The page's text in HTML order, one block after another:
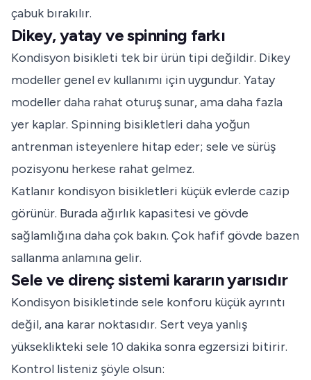
çabuk bırakılır.
Dikey, yatay ve spinning farkı
Kondisyon bisikleti tek bir ürün tipi değildir. Dikey
modeller genel ev kullanımı için uygundur. Yatay
modeller daha rahat oturuş sunar, ama daha fazla
yer kaplar. Spinning bisikletleri daha yoğun
antrenman isteyenlere hitap eder; sele ve sürüş
pozisyonu herkese rahat gelmez.
Katlanır kondisyon bisikletleri küçük evlerde cazip
görünür. Burada ağırlık kapasitesi ve gövde
sağlamlığına daha çok bakın. Çok hafif gövde bazen
sallanma anlamına gelir.
Sele ve direnç sistemi kararın yarısıdır
Kondisyon bisikletinde sele konforu küçük ayrıntı
değil, ana karar noktasıdır. Sert veya yanlış
yükseklikteki sele 10 dakika sonra egzersizi bitirir.
Kontrol listeniz şöyle olsun: